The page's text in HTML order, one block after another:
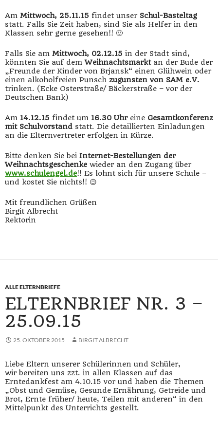
Am Mittwoch, 25.11.15 findet unser Schul-Basteltag
statt. Falls Sie Zeit haben, sind Sie als Helfer in den
Klassen sehr gerne gesehen!! 🙂
Falls Sie am Mittwoch, 02.12.15 in der Stadt sind,
könnten Sie auf demWeihnachtsmarkt an der Bude der
„Freunde der Kinder von Brjansk“ einen Glühwein oder
einen alkoholfreien Punsch zugunsten von SAM e.V.
trinken. (Ecke Osterstraße/ Bäckerstraße – vor der
Deutschen Bank)
Am 14.12.15 findet um 16.30 Uhreine Gesamtkonferenz
mit Schulvorstand statt. Die detaillierten Einladungen
an die Elternvertreter erfolgen in Kürze.
Bitte denken Sie bei Internet-Bestellungen der
Weihnachtsgeschenke wieder an den Zugang über
www.schulengel.de!! Es lohnt sich für unsere Schule –
und kostet Sie nichts!! 😉
Mit freundlichen Grüßen
Birgit Albrecht
Rektorin
ALLE ELTERNBRIEFE
ELTERNBRIEF NR. 3 –
25.09.15
25. OKTOBER 2015 BIRGIT ALBRECHT
Liebe Eltern unserer Schülerinnen und Schüler,
wir bereiten uns zzt. in allen Klassen auf das
Erntedankfest am 4.10.15 vor und haben die Themen
„Obst und Gemüse, Gesunde Ernährung, Getreide und
Brot, Ernte früher/ heute, Teilen mit anderen“ in den
Mittelpunkt des Unterrichts gestellt.